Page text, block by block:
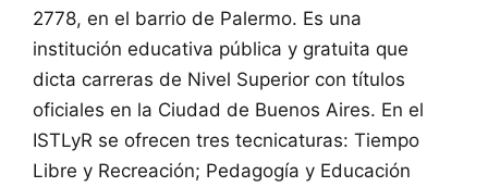
2778, en el barrio de Palermo. Es una
institución educativa pública y gratuita que
dicta carreras de Nivel Superior con títulos
oficiales en la Ciudad de Buenos Aires. En el
ISTLyR se ofrecen tres tecnicaturas: Tiempo
Libre y Recreación; Pedagogía y Educación